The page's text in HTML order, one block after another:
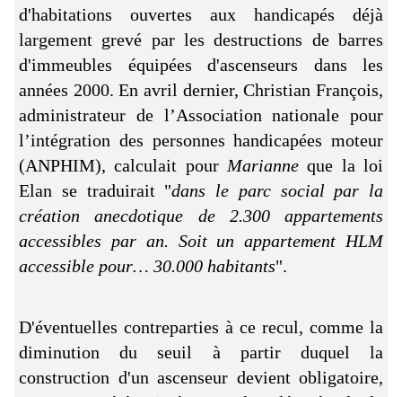
d'habitations ouvertes aux handicapés déjà
largement grevé par les destructions de barres
d'immeubles équipées d'ascenseurs dans les
années 2000. En avril dernier, Christian François,
administrateur de l’Association nationale pour
l’intégration des personnes handicapées moteur
(ANPHIM), calculait pour Marianne que la loi
Elan se traduirait "dans le parc social par la
création anecdotique de 2.300 appartements
accessibles par an. Soit un appartement HLM
accessible pour… 30.000 habitants".
D'éventuelles contreparties à ce recul, comme la
diminution du seuil à partir duquel la
construction d'un ascenseur devient obligatoire,